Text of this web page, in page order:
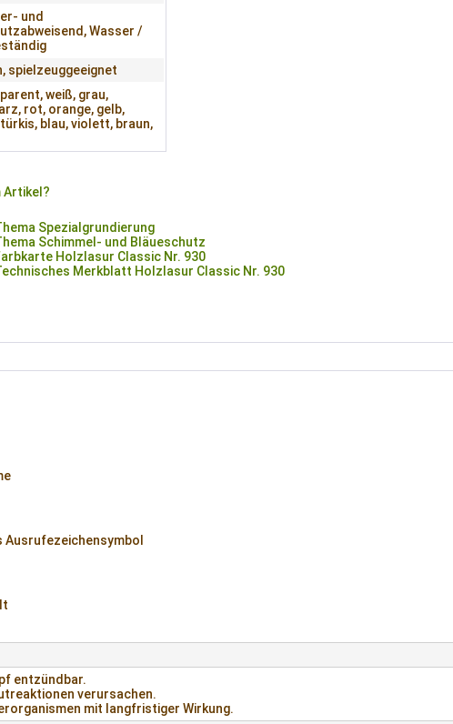
und
Wasser /
spielzeuggeeignet
weiß, grau,
rot, orange, gelb,
blau, violett, braun,
Artikel?
Spezialgrundierung
Schimmel- und Bläueschutz
Holzlasur Classic Nr. 930
Merkblatt Holzlasur Classic Nr. 930
Ausrufezeichensymbol
entzündbar.
verursachen.
mit langfristiger Wirkung.